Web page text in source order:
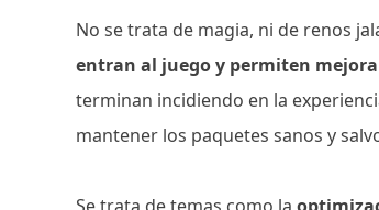
No se trata de magia, ni de renos
entran al juego y permiten
terminan incidiendo en la
mantener los paquetes sanos y